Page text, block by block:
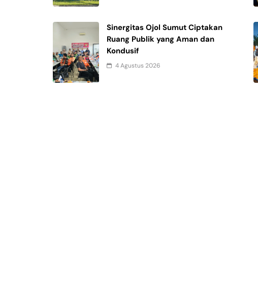
Sinergitas Ojol Sumut Ciptakan
Ruang Publik yang Aman dan
Kondusif
4 Agustus 2026